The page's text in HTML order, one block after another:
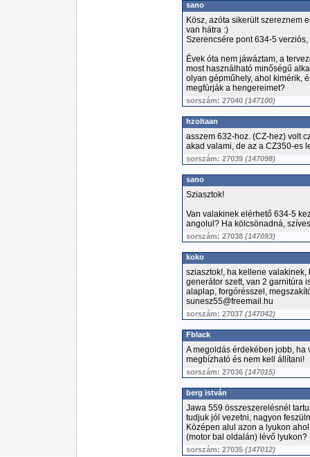
sano
Kösz, azóta sikerült szereznem
van hátra :)
Szerencsére pont 634-5
Évek óta nem jáwáztam, a
most használható minőségű
olyan gépműhely, ahol kimérik,
megfúrják a hengereimet?
sorszám: 27040 (147100)
hzoltaan
asszem 632-hoz. (CZ-hez) volt
akad valami, de az a CZ350-es
sorszám: 27039 (147098)
sano
Sziasztok!
Van valakinek elérhető 634-5
angolul? Ha kölcsönadná,
sorszám: 27038 (147093)
koko
sziasztok!, ha kellene
generátor szett, van 2 garnitúra
alaplap, forgórésszel,
sunesz55@freemail.hu
sorszám: 27037 (147042)
Fblack
A megoldás érdekében jobb,
megbízható és nem kell állítani!
sorszám: 27036 (147015)
berg istván
Jawa 559 összeszerelésnél
tudjuk jól vezetni, nagyon
Középen alul azon a lyukon
(motor bal oldalán) lévő lyukon?
sorszám: 27035 (147012)